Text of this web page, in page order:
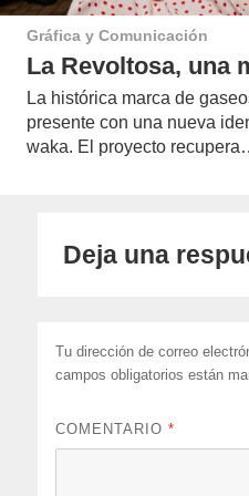
Gráfica y Comunicación
La Revoltosa, una
La histórica marca de
presente con una nueva
waka. El proyecto
Deja una
Tu dirección de correo
campos obligatorios están
COMENTARIO*